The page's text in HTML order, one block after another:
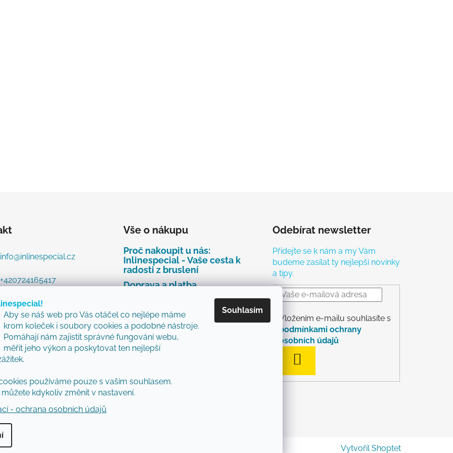
Aby se náš web pro Vás otáčel co nejlépe máme
krom koleček i soubory cookies a podobné nástroje.
Pomáhají nám zajistit správné fungování webu,
měřit jeho výkon a poskytovat ten nejlepší
používáme pouze s vaším souhlasem.
kdykoliv změnit v nastavení.
- ochrana osobních údajů
Souhlasím
info@inlinespecial.cz
+420724165417
Vše o nákupu
Proč nakoupit u nás:
Inlinespecial - Vaše cesta k
radosti z bruslení
Doprava a platba
FAQ - nejčastěji kladené
dotazy
Najdete u nás tyto značky
Zásady ochrany osobních
údajů
Reklamační řád
Vzorový formulář pro vrácení
Odebírat newsletter
Přidejte se k nám a my Vám
budeme zasílat ty nejlepší novinky
a tipy.
Vložením e-mailu souhlasíte s
podmínkami ochrany
osobních údajů
Vytvořil Shoptet